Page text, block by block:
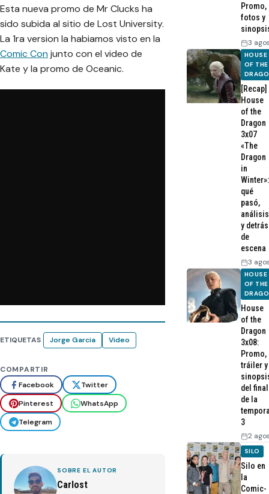
Esta nueva promo de Mr Clucks ha
sido subida al sitio de Lost University.
La 1ra version la habiamos visto en la
Comic Conjunto con el video de
Kate y la promo de Oceanic.
ETIQUETAS Jorge Garcia Video
COMPARTIR
Facebook
Twitter
Pinterest
WhatsApp
Telegram
SOBRE EL AUTOR
Carlost
Promo,
fotos y
3
HOUSE
OF THE
[Recap]
House
of the
Dragon
3x07
«The
Dragon
in
Winter»:
qué
pasó,
análisis
y detrás
de
escena
3
HOUSE
OF THE
House
of the
Dragon
3x08:
Promo,
tráiler y
del final
de la
3
2
SILO
Silo en
la
Comic-